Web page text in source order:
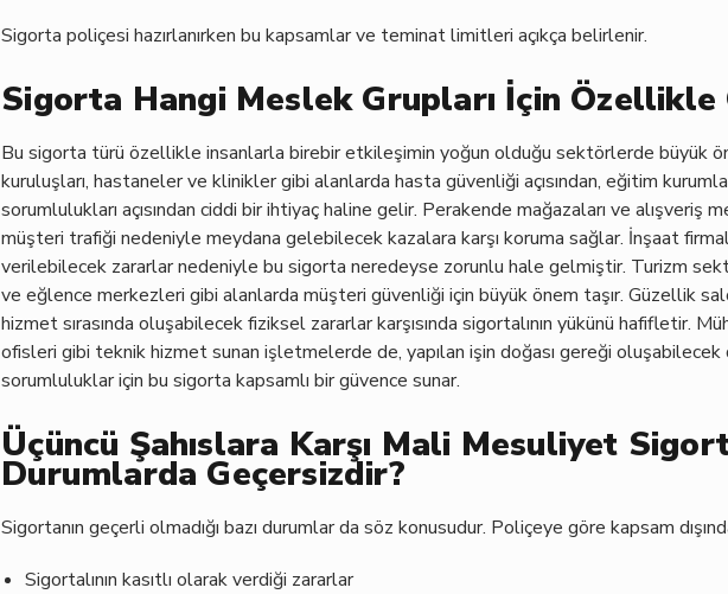
Sigorta poliçesi hazırlanırken bu kapsamlar ve teminat limitleri açıkça belirlenir.
Sigorta Hangi Meslek Grupları İçin
Bu sigorta türü özellikle insanlarla birebir etkileşimin yoğun olduğu sektörlerde büyük
kuruluşları, hastaneler ve klinikler gibi alanlarda hasta güvenliği açısından, eğitim
sorumlulukları açısından ciddi bir ihtiyaç haline gelir. Perakende mağazaları ve alışveriş
müşteri trafiği nedeniyle meydana gelebilecek kazalara karşı koruma sağlar. İnşaat
verilebilecek zararlar nedeniyle bu sigorta neredeyse zorunlu hale gelmiştir. Turizm
ve eğlence merkezleri gibi alanlarda müşteri güvenliği için büyük önem taşır. Güzellik
hizmet sırasında oluşabilecek fiziksel zararlar karşısında sigortalının yükünü hafifletir.
ofisleri gibi teknik hizmet sunan işletmelerde de, yapılan işin doğası gereği oluşabilecek
sorumluluklar için bu sigorta kapsamlı bir güvence sunar.
Üçüncü Şahıslara Karşı Mali Mesuliyet
Durumlarda Geçersizdir?
Sigortanın geçerli olmadığı bazı durumlar da söz konusudur. Poliçeye göre kapsam
Sigortalının kasıtlı olarak verdiği zararlar